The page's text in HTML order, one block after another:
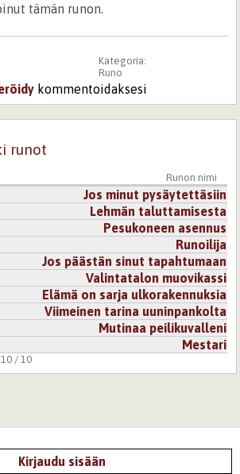
tämän runon.
Kategoria:
Runo
kommentoidaksesi
runot
Runon nimi
Jos minut pysäytettäsiin
Lehmän taluttamisesta
Pesukoneen asennus
Runoilija
Jos päästän sinut tapahtumaan
Valintatalon muovikassi
Elämä on sarja ulkorakennuksia
Viimeinen tarina uuninpankolta
Mutinaa peilikuvalleni
Mestari
/ 10
Kirjaudu sisään